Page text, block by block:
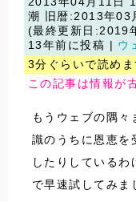
潮
旧暦:2013年03
(最終更新日:2019
13年前に投稿 | ウ
3分ぐらいで読めま
この記事は情報が
もうウェブの隅
識のうちに恩恵を
したりしている
で早速試してみま